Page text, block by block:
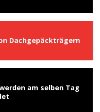
Dachgepäckträgern
am selben Tag